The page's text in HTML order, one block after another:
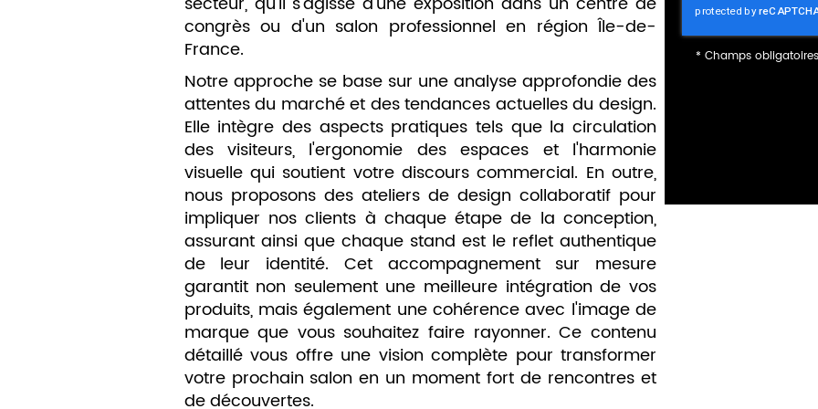
congrès ou d'un salon professionnel en région Île-de-
France.
Notre approche se base sur une analyse approfondie des
attentes du marché et des tendances actuelles du design.
Elle intègre des aspects pratiques tels que la circulation
des visiteurs, l'ergonomie des espaces et l'harmonie
visuelle qui soutient votre discours commercial. En outre,
nous proposons des ateliers de design collaboratif pour
impliquer nos clients à chaque étape de la conception,
assurant ainsi que chaque stand est le reflet authentique
de leur identité. Cet accompagnement sur mesure
garantit non seulement une meilleure intégration de vos
produits, mais également une cohérence avec l'image de
marque que vous souhaitez faire rayonner. Ce contenu
détaillé vous offre une vision complète pour transformer
votre prochain salon en un moment fort de rencontres et
de découvertes.
*Champs